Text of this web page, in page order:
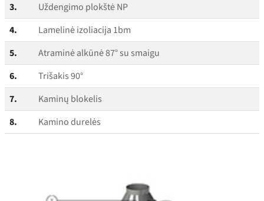
3.
Uždengimo plokštė NP
4.
Lamelinė izoliacija 1bm
5.
Atraminė alkūnė 87° su smaigu
6.
Trišakis 90°
7.
Kaminų blokelis
8.
Kamino durelės